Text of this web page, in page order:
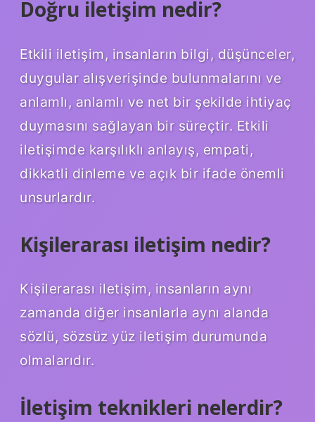
Doğru iletişim nedir?
Etkili iletişim, insanların bilgi, düşünceler,
duygular alışverişinde bulunmalarını ve
anlamlı, anlamlı ve net bir şekilde ihtiyaç
duymasını sağlayan bir süreçtir. Etkili
iletişimde karşılıklı anlayış, empati,
dikkatli dinleme ve açık bir ifade önemli
unsurlardır.
Kişilerarası iletişim nedir?
Kişilerarası iletişim, insanların aynı
zamanda diğer insanlarla aynı alanda
sözlü, sözsüz yüz iletişim durumunda
olmalarıdır.
İletişim teknikleri nelerdir?